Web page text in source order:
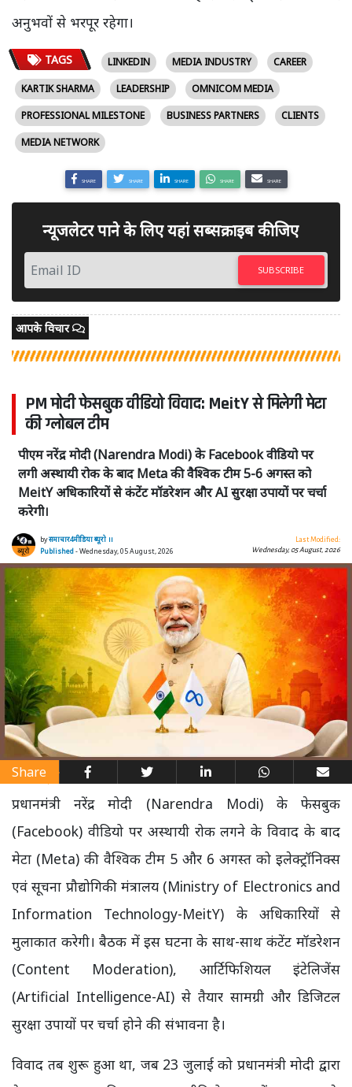
अनुभवों से भरपूर रहेगा।
TAGS LINKEDIN MEDIA INDUSTRY
CAREER
KARTIK SHARMA
LEADERSHIP
OMNICOM MEDIA
PROFESSIONAL MILESTONE
BUSINESS PARTNERS
CLIENTS
MEDIA NETWORK
SHARE SHARE SHARE SHARE SHARE
न्यूजलेटर पाने के लिए यहां सब्सक्राइब कीजिए
SUBSCRIBE
आपके विचार
PM मोदी फेसबुक वीडियो विवाद: MeitY से मिलेगी मेटा
की ग्लोबल टीम
पीएम नरेंद्र मोदी (Narendra Modi) के Facebook वीडियो पर
लगी अस्थायी रोक के बाद Meta की वैश्विक टीम 5-6 अगस्त को
MeitY अधिकारियों से कंटेंट मॉडरेशन और AI सुरक्षा उपायों पर चर्चा
करेगी।
byसमाचार4मीडिया ब्यूरो ।।
Published - Wednesday, 05 August, 2026
Last Modified:
Wednesday, 05 August, 2026
Share
प्रधानमंत्री नरेंद्र मोदी (Narendra Modi) के फेसबुक
(Facebook) वीडियो पर अस्थायी रोक लगने के विवाद के बाद
मेटा (Meta) की वैश्विक टीम 5 और 6 अगस्त को इलेक्ट्रॉनिक्स
एवं सूचना प्रौद्योगिकी मंत्रालय (Ministry of Electronics and
Information Technology-MeitY) के अधिकारियों से
मुलाकात करेगी। बैठक में इस घटना के साथ-साथ कंटेंट मॉडरेशन
(Content Moderation), आर्टिफिशियल इंटेलिजेंस
(Artificial Intelligence-AI) से तैयार सामग्री और डिजिटल
सुरक्षा उपायों पर चर्चा होने की संभावना है।
विवाद तब शुरू हुआ था, जब 23 जुलाई को प्रधानमंत्री मोदी द्वारा